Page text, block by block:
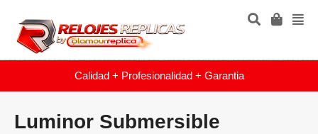
Calidad + Profesionalidad + Garantia
Luminor Submersible